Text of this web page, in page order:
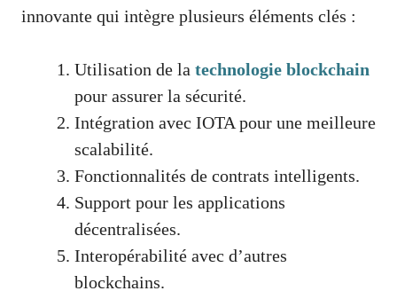
innovante qui intègre plusieurs éléments clés :
Utilisation de la technologie blockchain
pour assurer la sécurité.
Intégration avec IOTA pour une meilleure
scalabilité.
Fonctionnalités de contrats intelligents.
Support pour les applications
décentralisées.
Interopérabilité avec d’autres
blockchains.